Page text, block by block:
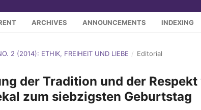
ARCHIVES ANNOUNCEMENTS INDEXING
2 (2014): ETHIK, FREIHEIT UND LIEBE / Editorial
der Tradition und der
zum siebzigsten Geburtstag